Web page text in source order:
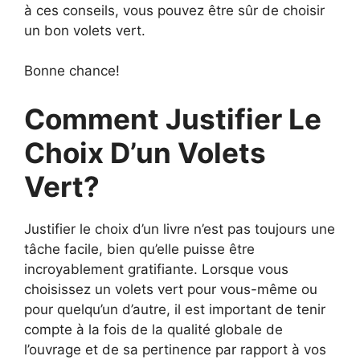
à ces conseils, vous pouvez être sûr de choisir
un bon volets vert.
Bonne chance!
Comment Justifier Le
Choix D’un Volets
Vert?
Justifier le choix d’un livre n’est pas toujours une
tâche facile, bien qu’elle puisse être
incroyablement gratifiante. Lorsque vous
choisissez un volets vert pour vous-même ou
pour quelqu’un d’autre, il est important de tenir
compte à la fois de la qualité globale de
l’ouvrage et de sa pertinence par rapport à vos